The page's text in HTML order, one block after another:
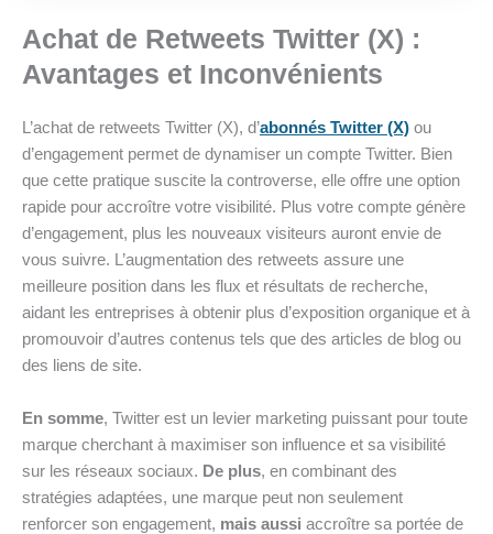
Achat de Retweets Twitter (X) :
Avantages et Inconvénients
L’achat de retweets Twitter (X), d’abonnés Twitter (X) ou
d’engagement permet de dynamiser un compte Twitter. Bien
que cette pratique suscite la controverse, elle offre une option
rapide pour accroître votre visibilité. Plus votre compte génère
d’engagement, plus les nouveaux visiteurs auront envie de
vous suivre. L’augmentation des retweets assure une
meilleure position dans les flux et résultats de recherche,
aidant les entreprises à obtenir plus d’exposition organique et à
promouvoir d’autres contenus tels que des articles de blog ou
des liens de site.
En somme, Twitter est un levier marketing puissant pour toute
marque cherchant à maximiser son influence et sa visibilité
sur les réseaux sociaux. De plus, en combinant des
stratégies adaptées, une marque peut non seulement
renforcer son engagement, mais aussi accroître sa portée de